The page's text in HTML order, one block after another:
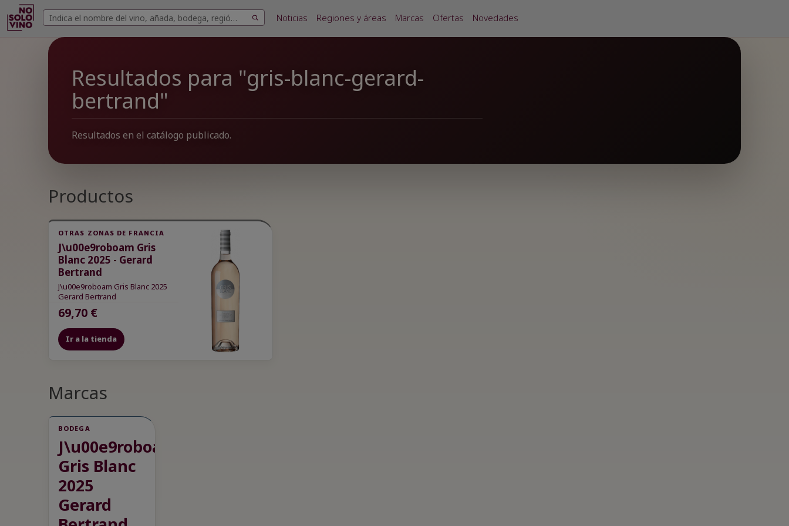
Buscar
vinos
Buscar Noticias Regiones y áreas Marcas Ofertas Novedades
Resultados para "gris-blanc-gerard-
bertrand"
Resultados en el catálogo publicado.
Productos
OTRAS ZONAS DE FRANCIA
J\u00e9roboam Gris
Blanc 2025 - Gerard
Bertrand
J\u00e9roboam Gris Blanc 2025
Gerard Bertrand
69,70 €
Ir a la tienda
Marcas
BODEGA
J\u00e9roboam
Gris Blanc
2025
Gerard